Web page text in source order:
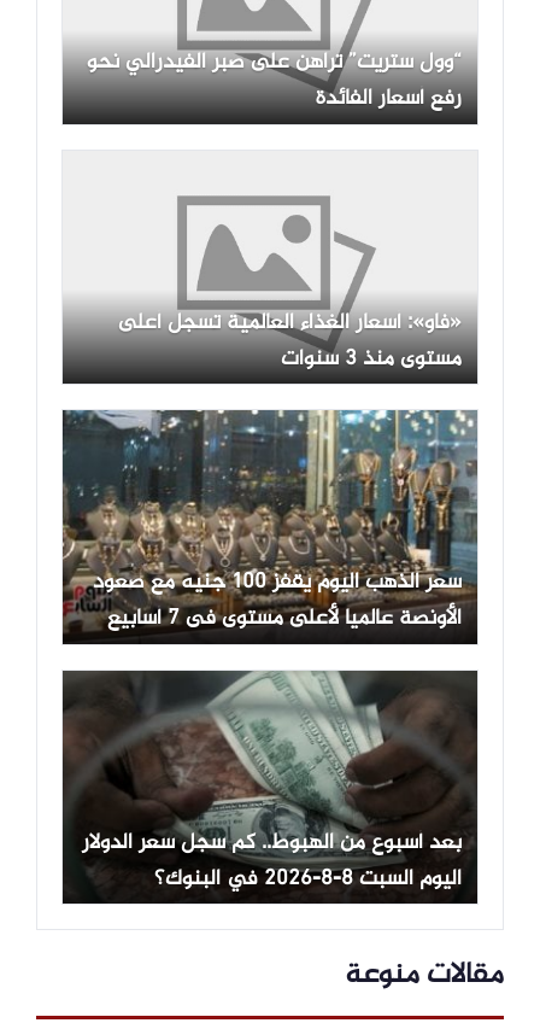
“وول ستريت” تراهن على صبر الفيدرالي نحو
رفع أسعار الفائدة
«فاو»: أسعار الغذاء العالمية تسجل أعلى
مستوى منذ 3 سنوات
سعر الذهب اليوم يقفز 100 جنيه مع صعود
الأونصة عالميا لأعلى مستوى فى 7 أسابيع
بعد أسبوع من الهبوط.. كم سجل سعر الدولار
اليوم السبت 8-8-2026 في البنوك؟
مقالات منوعة